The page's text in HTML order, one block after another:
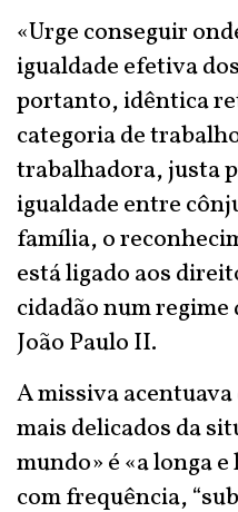
«Urge conseguir
igualdade efetiva
portanto, idêntica
categoria de
trabalhadora, justa
igualdade entre
família, o
está ligado aos
cidadão num
João Paulo II.
A missiva
mais delicados da
mundo» é «a longa
com frequência,